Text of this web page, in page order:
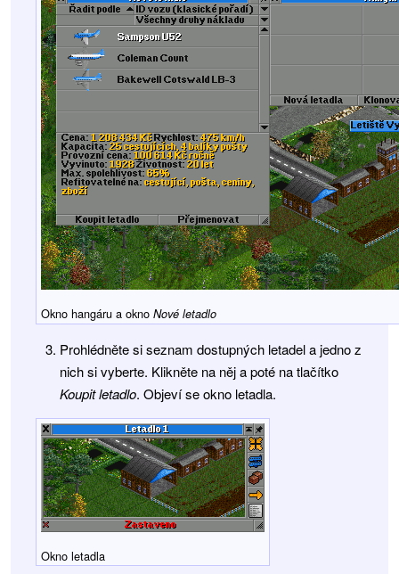
Okno hangáru a okno Nové letadlo
Prohlédněte si seznam dostupných letadel a jedno z
nich si vyberte. Klikněte na něj a poté na tlačítko
Koupit letadlo. Objeví se okno letadla.
Okno letadla